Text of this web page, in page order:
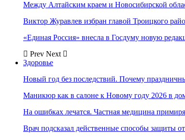
Между Алтайским краем и Новосибирской
Виктор Журавлев избран главой Троицкого
«Единая Россия» внесла в Госдуму новую
Prev Next
Здоровье
Новый год без последствий. Почему
Маникюр как в салоне к Новому году 2026 в
На ошибках лечатся. Частная медицина
Врач подсказал действенные способы защиты